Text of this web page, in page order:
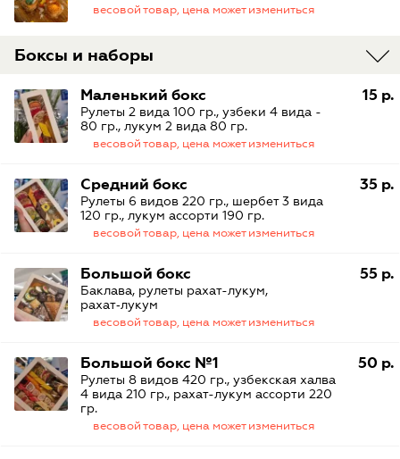
весовой товар, цена может измениться
Боксы и наборы
15 р.
Маленький бокс
Рулеты 2 вида 100 гр., узбеки 4 вида -
80 гр., лукум 2 вида 80 гр.
весовой товар, цена может измениться
35 р.
Средний бокс
Рулеты 6 видов 220 гр., шербет 3 вида
120 гр., лукум ассорти 190 гр.
весовой товар, цена может измениться
55 р.
Большой бокс
Баклава, рулеты рахат-лукум,
рахат‑лукум
весовой товар, цена может измениться
50 р.
Большой бокс №1
Рулеты 8 видов 420 гр., узбекская халва
4 вида 210 гр., рахат-лукум ассорти 220
гр.
весовой товар, цена может измениться